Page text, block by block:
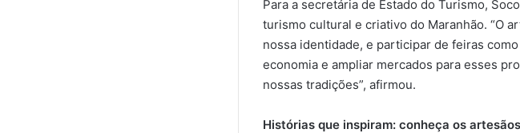
Para a secretária de Estado do Turismo,
turismo cultural e criativo do Maranhão. “O
nossa identidade, e participar de feiras
economia e ampliar mercados para esses
nossas tradições”, afirmou.
Histórias que inspiram: conheça os